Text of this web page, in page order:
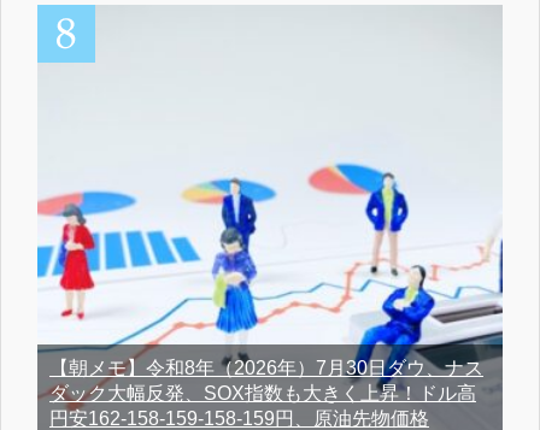
【朝メモ】令和8年（2026年）7月30日ダウ、ナス
ダック大幅反発、SOX指数も大きく上昇！ドル高
円安162-158-159-158-159円、原油先物価格